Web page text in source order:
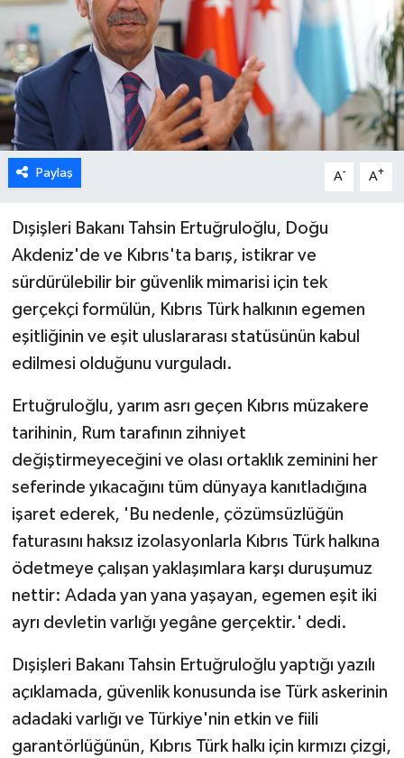
Paylaş A- A+
Dışişleri Bakanı Tahsin Ertuğruloğlu, Doğu
Akdeniz'de ve Kıbrıs'ta barış, istikrar ve
sürdürülebilir bir güvenlik mimarisi için tek
gerçekçi formülün, Kıbrıs Türk halkının egemen
eşitliğinin ve eşit uluslararası statüsünün kabul
edilmesi olduğunu vurguladı.
Ertuğruloğlu, yarım asrı geçen Kıbrıs müzakere
tarihinin, Rum tarafının zihniyet
değiştirmeyeceğini ve olası ortaklık zeminini her
seferinde yıkacağını tüm dünyaya kanıtladığına
işaret ederek, 'Bu nedenle, çözümsüzlüğün
faturasını haksız izolasyonlarla Kıbrıs Türk halkına
ödetmeye çalışan yaklaşımlara karşı duruşumuz
nettir: Adada yan yana yaşayan, egemen eşit iki
ayrı devletin varlığı yegâne gerçektir.' dedi.
Dışişleri Bakanı Tahsin Ertuğruloğlu yaptığı yazılı
açıklamada, güvenlik konusunda ise Türk askerinin
adadaki varlığı ve Türkiye'nin etkin ve fiili
garantörlüğünün, Kıbrıs Türk halkı için kırmızı çizgi,
GÜNDEM
GÜNEY KIBRIS
İÇ HABERLER
KÜLTÜR SANAT
LEFKOŞA
MAGAZİN
Nöbetçi Eczaneler
SAĞLIK
SPOR
TATLISU
TEKNOLOJİ
TİCARET
YAŞAM